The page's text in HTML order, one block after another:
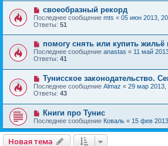
своеобразный рекорд
Последнее сообщение mts « 05 июн 2013,
Ответы: 51
помогу снять или купить
Последнее сообщение anastas « 11 май
Ответы: 41
Тунисское законодательство.
Последнее сообщение Almaz « 29 мар 2013,
Ответы: 43
Книги про Тунис
Последнее сообщение Коваль « 15 фев
Новая тема